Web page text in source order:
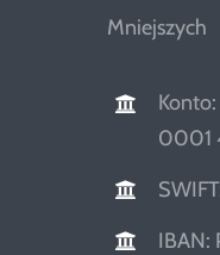
Mniejszych
0001
IBAN: